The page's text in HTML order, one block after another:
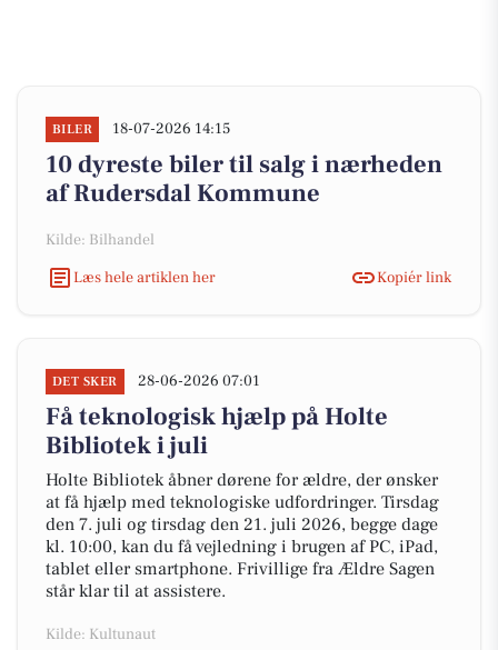
BILER 18-07-2026 14:15
10 dyreste biler til salg i nærheden
af Rudersdal Kommune
Kilde: Bilhandel
Læs hele artiklen her
Kopiér link
DET SKER 28-06-2026 07:01
Få teknologisk hjælp på Holte
Bibliotek i juli
Holte Bibliotek åbner dørene for ældre, der ønsker
at få hjælp med teknologiske udfordringer. Tirsdag
den 7. juli og tirsdag den 21. juli 2026, begge dage
kl. 10:00, kan du få vejledning i brugen af PC, iPad,
tablet eller smartphone. Frivillige fra Ældre Sagen
står klar til at assistere.
Kilde: Kultunaut